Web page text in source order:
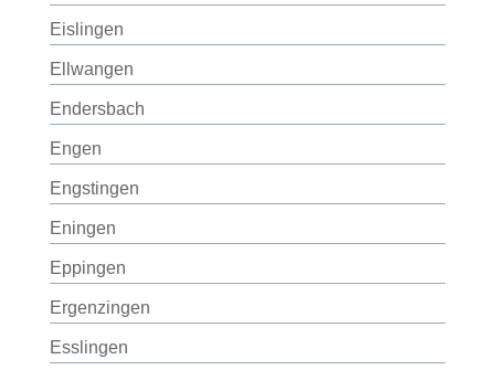
Eislingen
Ellwangen
Endersbach
Engen
Engstingen
Eningen
Eppingen
Ergenzingen
Esslingen